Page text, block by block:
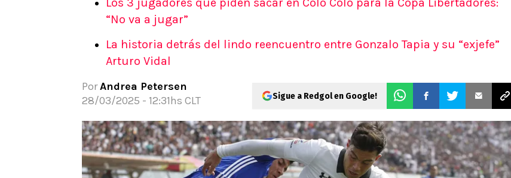
Apuesta del día
“No va a jugar”
La historia detrás del lindo reencuentro entre Gonzalo Tapia y su “exjefe”
Arturo Vidal
PorAndrea Petersen
28/03/2025 - 12:31hs CLT
Sigue a Redgol en Google!